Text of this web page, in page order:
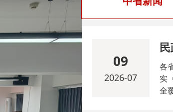
09
2026-07
各
实
全